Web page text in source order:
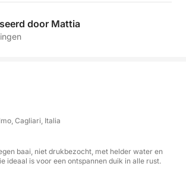
u de meest pittoreske baaien, te
water en adembenemende
natuur.
genieten van momenten van pure
frisdranken, een fles wijn en snacks
er ook een lunch aan boord worden
door Mattia
Cagliari, Italia
baai, niet drukbezocht, met helder water en
ideaal is voor een ontspannen duik in alle rust.